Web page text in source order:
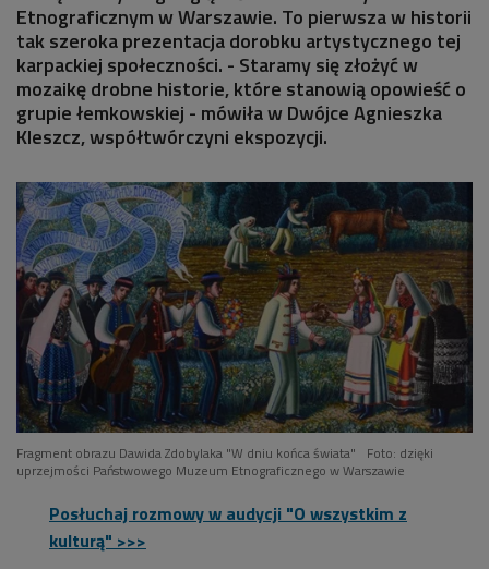
Etnograficznym w Warszawie. To pierwsza w historii
tak szeroka prezentacja dorobku artystycznego tej
karpackiej społeczności. - Staramy się złożyć w
mozaikę drobne historie, które stanowią opowieść o
grupie łemkowskiej - mówiła w Dwójce Agnieszka
Kleszcz, współtwórczyni ekspozycji.
Fragment obrazu Dawida Zdobylaka "W dniu końca świata"
Foto: dzięki
uprzejmości Państwowego Muzeum Etnograficznego w Warszawie
Posłuchaj rozmowy w audycji "O wszystkim z
kulturą" >>>